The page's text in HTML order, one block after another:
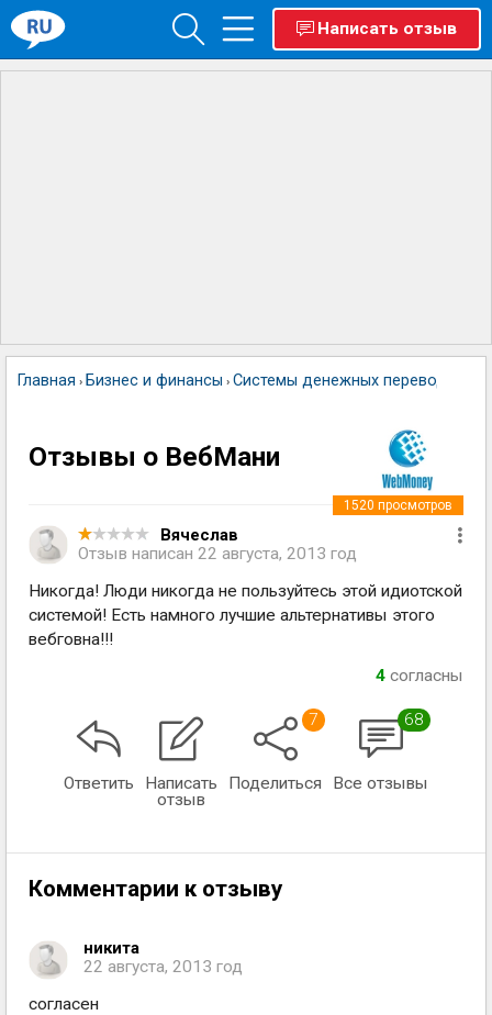
Написать отзыв
Главная › Бизнес и финансы › Системы денежных переводов
Отзывы о ВебМани
Вячеслав
Отзыв написан 22 августа, 2013 год
1520 просмотров
Никогда! Люди никогда не пользуйтесь этой идиотской
системой! Есть намного лучшие альтернативы этого
вебговна!!!
4 согласны
Ответить
Написать
отзыв
7
Поделиться
68
Все отзывы
Комментарии к отзыву
никита
22 августа, 2013 год
согласен